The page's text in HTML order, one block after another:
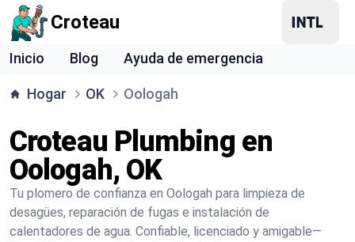
Croteau
Inicio Blog Ayuda de emergencia
Hogar OK Oologah
Croteau Plumbing en
Oologah, OK
Tu plomero de confianza en Oologah para limpieza de
desagües, reparación de fugas e instalación de
calentadores de agua. Confiable, licenciado y amigable—